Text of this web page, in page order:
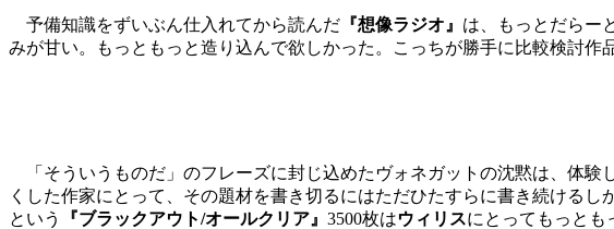
予備知識をずいぶん仕入れてから読んだ 『想像ラジオ』 は、もっとだらー
みが甘い。もっともっと造り込んで欲しかった。こっちが勝手に比較検討
「そういうものだ」のフレーズに封じ込めたヴォネガットの沈黙は、体験
くした作家にとって、その題材を書き切るにはただひたすらに書き続ける
という
『ブラックアウト/オールクリア』 3500枚はウィリスにとってもっとも